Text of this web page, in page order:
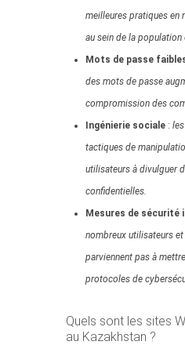
meilleures pratiques en
au sein de la population
Mots de passe
des mots de passe
compromission des
Ingénierie sociale :
tactiques de
utilisateurs à divulguer
confidentielles.
Mesures de sécurité
nombreux utilisateurs
parviennent pas à
protocoles de
Quels sont les sites
au Kazakhstan ?